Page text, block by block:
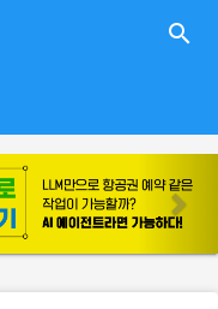
close
search
e
x